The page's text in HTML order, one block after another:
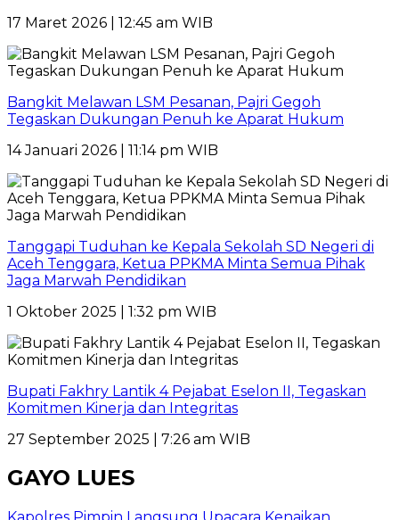
17 Maret 2026 | 12:45 am WIB
Bangkit Melawan LSM Pesanan, Pajri Gegoh
Tegaskan Dukungan Penuh ke Aparat Hukum
14 Januari 2026 | 11:14 pm WIB
Tanggapi Tuduhan ke Kepala Sekolah SD Negeri di
Aceh Tenggara, Ketua PPKMA Minta Semua Pihak
Jaga Marwah Pendidikan
1 Oktober 2025 | 1:32 pm WIB
Bupati Fakhry Lantik 4 Pejabat Eselon II, Tegaskan
Komitmen Kinerja dan Integritas
27 September 2025 | 7:26 am WIB
GAYO LUES